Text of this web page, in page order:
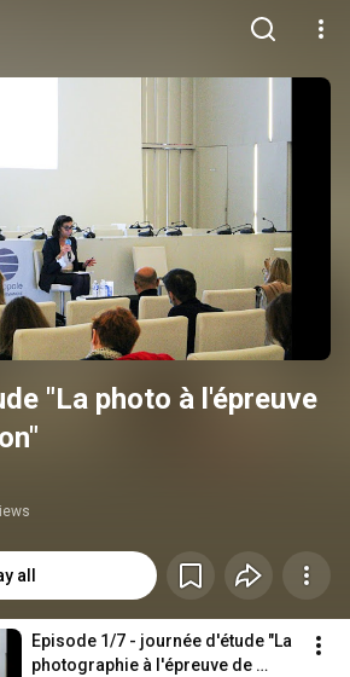
"La photo à l'épreuve
all
Episode 1/7 - journée d'étude "La
photographie à l'épreuve de